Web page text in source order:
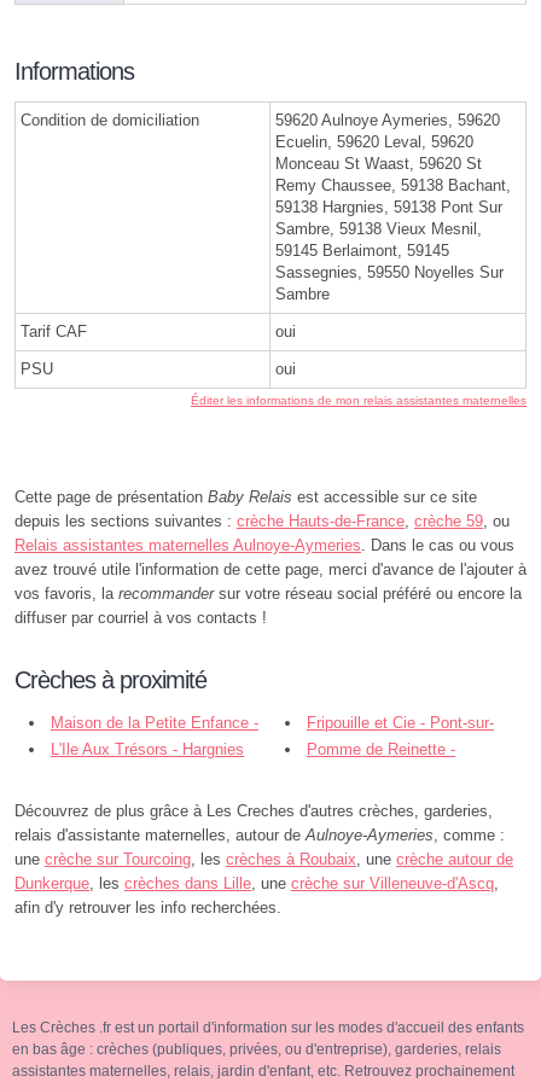
Informations
Condition de domiciliation
59620 Aulnoye Aymeries, 59620
Ecuelin, 59620 Leval, 59620
Monceau St Waast, 59620 St
Remy Chaussee, 59138 Bachant,
59138 Hargnies, 59138 Pont Sur
Sambre, 59138 Vieux Mesnil,
59145 Berlaimont, 59145
Sassegnies, 59550 Noyelles Sur
Sambre
Tarif CAF oui
PSU oui
Éditer les informations de mon relais assistantes maternelles
Cette page de présentation Baby Relais est accessible sur ce site
depuis les sections suivantes : crèche Hauts-de-France, crèche 59, ou
Relais assistantes maternelles Aulnoye-Aymeries. Dans le cas ou vous
avez trouvé utile l'information de cette page, merci d'avance de l'ajouter à
vos favoris, la recommandersur votre réseau social préféré ou encore la
diffuser par courriel à vos contacts !
Crèches à proximité
Maison de la Petite Enfance -
Aulnoye-Aymeries
Fripouille et Cie - Pont-sur-
Sambre
L'Ile Aux Trésors - Hargnies
Pomme de Reinette -
Découvrez de plus grâce à Les Creches d'autres crèches, garderies,
relais d'assistante maternelles, autour deAulnoye-Aymeries, comme :
une crèche sur Tourcoing, les crèches à Roubaix, une crèche autour de
Dunkerque, les crèches dans Lille, une crèche sur Villeneuve-d'Ascq,
afin d'y retrouver les info recherchées.
Les Crèches .fr est un portail d'information sur les modes d'accueil des enfants
en bas âge : crèches (publiques, privées, ou d'entreprise), garderies, relais
assistantes maternelles, relais, jardin d'enfant, etc. Retrouvez prochainement